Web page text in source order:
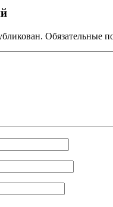
Обязательные